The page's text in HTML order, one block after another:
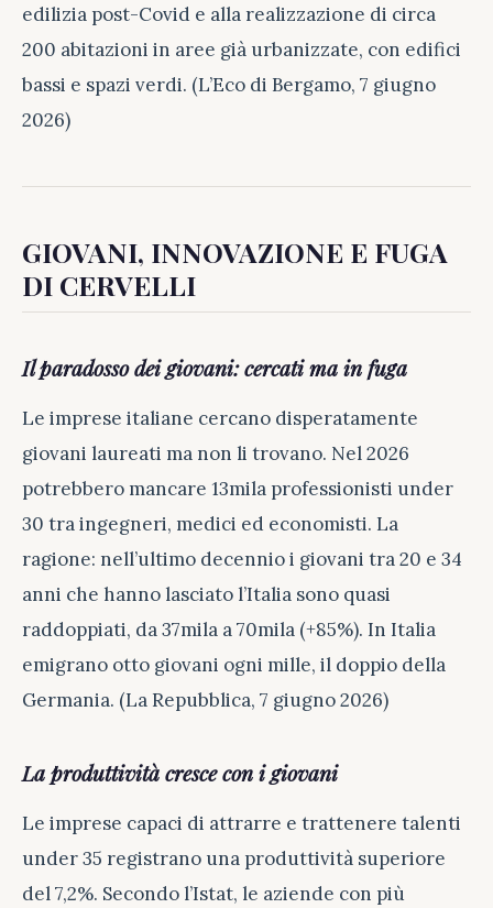
edilizia post-Covid e alla realizzazione di circa
200 abitazioni in aree già urbanizzate, con edifici
bassi e spazi verdi. (L’Eco di Bergamo, 7 giugno
2026)
GIOVANI, INNOVAZIONE E FUGA
DI CERVELLI
Il paradosso dei giovani: cercati ma in fuga
Le imprese italiane cercano disperatamente
giovani laureati ma non li trovano. Nel 2026
potrebbero mancare 13mila professionisti under
30 tra ingegneri, medici ed economisti. La
ragione: nell’ultimo decennio i giovani tra 20 e 34
anni che hanno lasciato l’Italia sono quasi
raddoppiati, da 37mila a 70mila (+85%). In Italia
emigrano otto giovani ogni mille, il doppio della
Germania. (La Repubblica, 7 giugno 2026)
La produttività cresce con i giovani
Le imprese capaci di attrarre e trattenere talenti
under 35 registrano una produttività superiore
del 7,2%. Secondo l’Istat, le aziende con più